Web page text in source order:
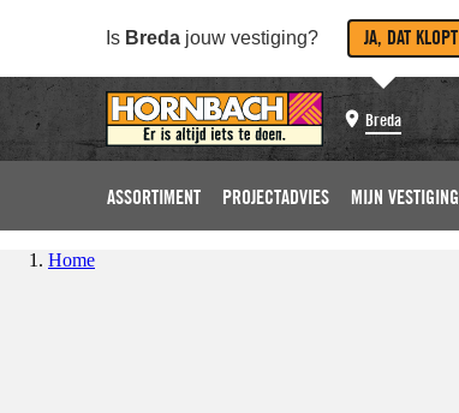
Is Breda jouw vestiging? JA, DAT KLOPT
Breda
ASSORTIMENT PROJECTADVIES MIJN VESTIGING
Home